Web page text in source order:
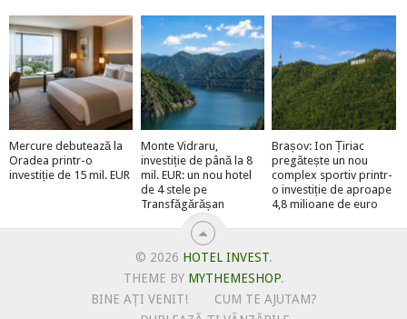
Mercure debutează la
Oradea printr-o
investiție de 15 mil. EUR
Monte Vidraru,
investiție de până la 8
mil. EUR: un nou hotel
de 4 stele pe
Transfăgărășan
Brașov: Ion Țiriac
pregătește un nou
complex sportiv printr-
o investiție de aproape
4,8 milioane de euro
© 2026 HOTEL INVEST.
THEME BY MYTHEMESHOP.
BINE AȚI VENIT!
CUM TE AJUTAM?